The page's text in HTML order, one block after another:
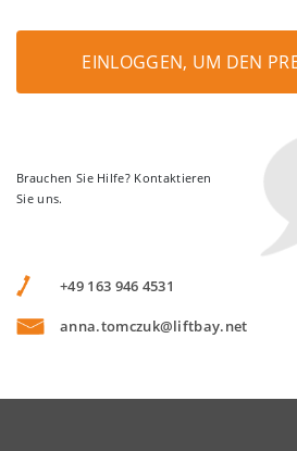
EINLOGGEN, UM DEN
Brauchen Sie Hilfe? Kontaktieren
Sie uns.
+49 163 946 4531
anna.tomczuk@liftbay.net